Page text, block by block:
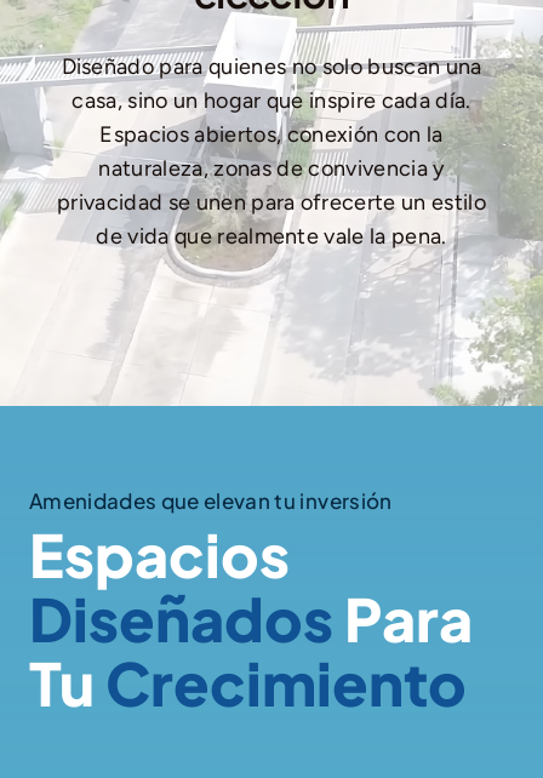
Diseñado para quienes no solo buscan una
casa, sino un hogar que inspire cada día.
Espacios abiertos, conexión con la
naturaleza, zonas de convivencia y
privacidad se unen para ofrecerte un estilo
de vida que realmente vale la pena.
Amenidades que elevan tu inversión
Espacios
Diseñados Para
Tu Crecimiento